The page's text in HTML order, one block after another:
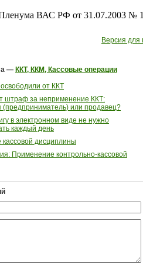
ВАС РФ от 31.07.2003 №
Версия для
— ККТ, ККМ, Кассовые операции
от ККТ
штраф за неприменение ККТ:
(предприниматель) или продавец?
в электронном виде не нужно
каждый день
дисциплины
Применение контрольно-кассовой